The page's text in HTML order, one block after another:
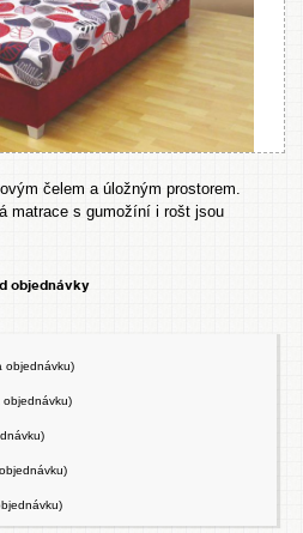
čelem a úložným prostorem.
matrace s gumožíní i rošt jsou
objednávky
objednávku)
objednávku)